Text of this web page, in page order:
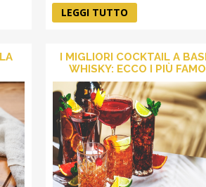
LEGGI TUTTO
I MIGLIORI COCKTAIL A
WHISKY: ECCO I PIÙ